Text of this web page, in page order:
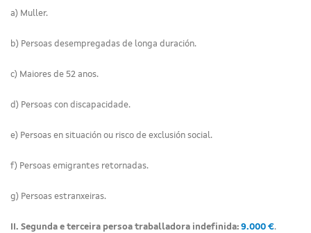
a) Muller.
b) Persoas desempregadas de longa duración.
c) Maiores de 52 anos.
d) Persoas con discapacidade.
e) Persoas en situación ou risco de exclusión social.
f) Persoas emigrantes retornadas.
g) Persoas estranxeiras.
II. Segunda e terceira persoa traballadora indefinida: 9.000 €.